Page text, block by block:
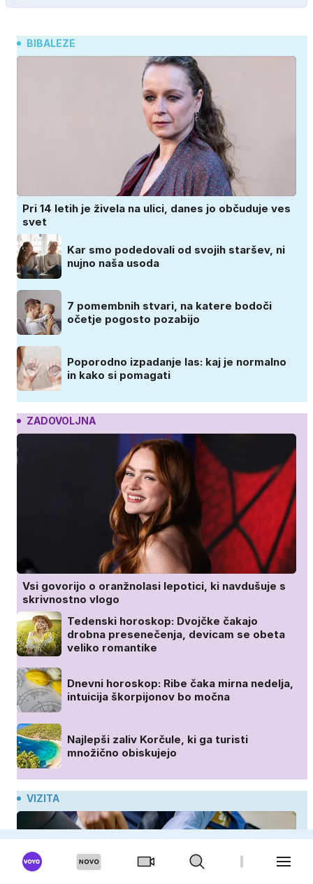
BIBALEZE
Pri 14 letih je živela na ulici, danes jo občuduje ves
svet
Kar smo podedovali od svojih staršev, ni
nujno naša usoda
7 pomembnih stvari, na katere bodoči
očetje pogosto pozabijo
Poporodno izpadanje las: kaj je normalno
in kako si pomagati
ZADOVOLJNA
Vsi govorijo o oranžnolasi lepotici, ki navdušuje s
skrivnostno vlogo
Tedenski horoskop: Dvojčke čakajo
drobna presenečenja, devicam se obeta
veliko romantike
Dnevni horoskop: Ribe čaka mirna nedelja,
intuicija škorpijonov bo močna
Najlepši zaliv Korčule, ki ga turisti
množično obiskujejo
VIZITA